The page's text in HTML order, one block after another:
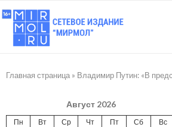
Главная страница » Владимир Путин: «В
Август 2026
Пн Вт Ср Чт Пт Сб Вс